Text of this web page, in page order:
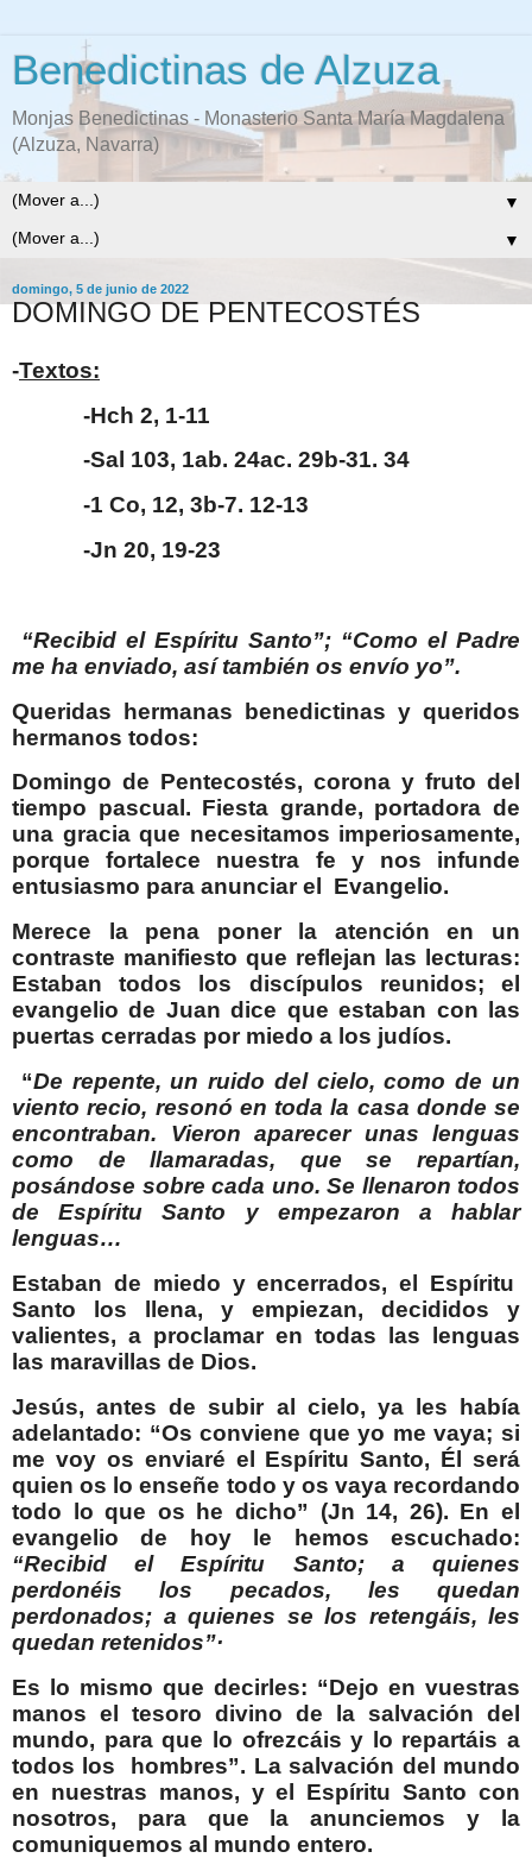
Benedictinas de Alzuza
Monjas Benedictinas - Monasterio Santa María Magdalena
(Alzuza, Navarra)
▼
▼
domingo, 5 de junio de 2022
DOMINGO DE PENTECOSTÉS
-Textos:
-Hch 2, 1-11
-Sal 103, 1ab. 24ac. 29b-31. 34
-1 Co, 12, 3b-7. 12-13
-Jn 20, 19-23
“Recibid el Espíritu Santo”; “Como el Padre
me ha enviado, así también os envío yo”.
Queridas hermanas benedictinas y queridos
hermanos todos:
Domingo de Pentecostés, corona y fruto del
tiempo pascual. Fiesta grande, portadora de
una gracia que necesitamos imperiosamente,
porque fortalece nuestra fe y nos infunde
entusiasmo para anunciar el
Evangelio.
Merece la pena poner la atención en un
contraste manifiesto que reflejan las lecturas:
Estaban todos los discípulos reunidos; el
evangelio de Juan dice que estaban con las
puertas cerradas por miedo a los judíos.
“De repente, un ruido del cielo, como de un
viento recio, resonó en toda la casa donde se
encontraban. Vieron aparecer unas lenguas
como de llamaradas, que se repartían,
posándose sobre cada uno. Se llenaron todos
de Espíritu Santo y empezaron a hablar
lenguas…
Estaban de miedo y encerrados, el Espíritu
Santo los llena, y empiezan, decididos y
valientes, a proclamar en todas las lenguas
las maravillas de Dios.
Jesús, antes de subir al cielo, ya les había
adelantado: “Os conviene que yo me vaya; si
me voy os enviaré el Espíritu Santo, Él será
quien os lo enseñe todo y os vaya recordando
todo lo que os he dicho” (Jn 14, 26). En el
evangelio de hoy le hemos escuchado:
“Recibid el Espíritu Santo; a quienes
perdonéis los pecados, les quedan
perdonados; a quienes se los retengáis, les
quedan retenidos”·
Es lo mismo que decirles: “Dejo en vuestras
manos el tesoro divino de la salvación del
mundo, para que lo ofrezcáis y lo repartáis a
todos los
hombres”. La salvación del mundo
en nuestras manos, y el Espíritu Santo con
nosotros, para que la anunciemos y la
comuniquemos al mundo entero.